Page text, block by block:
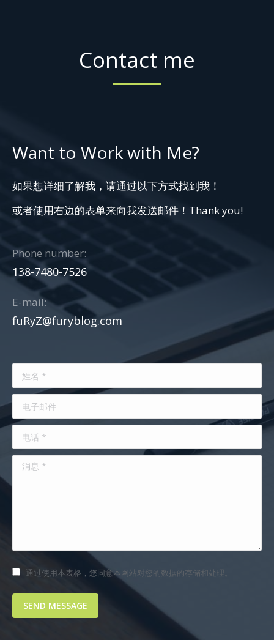
Contact me
Want to Work with Me?
如果想详细了解我，请通过以下方式找到我！
或者使用右边的表单来向我发送邮件！Thank you!
Phone number:
138-7480-7526
E-mail:
fuRyZ@furyblog.com
姓名 *
电子邮件
电话 *
消息 *
通过使用本表格，您同意本网站对您的数据的存储和处理。
SEND MESSAGE